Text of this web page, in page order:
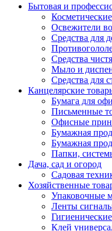
Бытовая и
Освежители
Средства для
Средства
Мыло и
Средства для
Канцелярские
Бумага для
Письменные
Офисные
Бумажная
Бумажная
Папки,
Дача, сад и огород
Садовая
Хозяйственные
Упаковочные
Ленты
Клей